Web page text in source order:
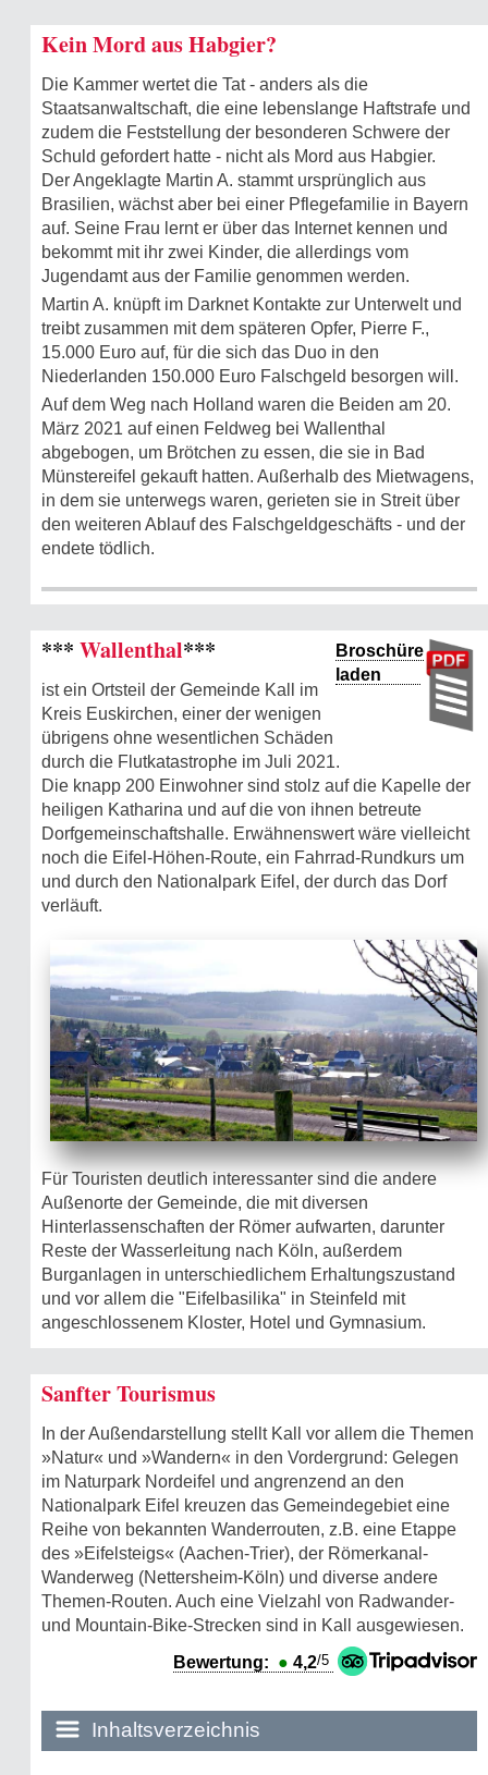
Kein Mord aus Habgier?
Die Kammer wertet die Tat - anders als die
Staatsanwaltschaft, die eine lebenslange Haftstrafe und
zudem die Feststellung der besonderen Schwere der
Schuld gefordert hatte - nicht als Mord aus Habgier.
Der Angeklagte Martin A. stammt ursprünglich aus
Brasilien, wächst aber bei einer Pflegefamilie in Bayern
auf. Seine Frau lernt er über das Internet kennen und
bekommt mit ihr zwei Kinder, die allerdings vom
Jugendamt aus der Familie genommen werden.
Martin A. knüpft im Darknet Kontakte zur Unterwelt und
treibt zusammen mit dem späteren Opfer, Pierre F.,
15.000 Euro auf, für die sich das Duo in den
Niederlanden 150.000 Euro Falschgeld besorgen will.
Auf dem Weg nach Holland waren die Beiden am 20.
März 2021 auf einen Feldweg bei Wallenthal
abgebogen, um Brötchen zu essen, die sie in Bad
Münstereifel gekauft hatten. Außerhalb des Mietwagens,
in dem sie unterwegs waren, gerieten sie in Streit über
den weiteren Ablauf des Falschgeldgeschäfts - und der
endete tödlich.
Broschüre
laden
*** Wallenthal***
ist ein Ortsteil der Gemeinde Kall im
Kreis Euskirchen, einer der wenigen
übrigens ohne wesentlichen Schäden
durch die Flutkatastrophe im Juli 2021.
Die knapp 200 Einwohner sind stolz auf die Kapelle der
heiligen Katharina und auf die von ihnen betreute
Dorfgemeinschaftshalle. Erwähnenswert wäre vielleicht
noch die Eifel-Höhen-Route, ein Fahrrad-Rundkurs um
und durch den Nationalpark Eifel, der durch das Dorf
verläuft.
Für Touristen deutlich interessanter sind die andere
Außenorte der Gemeinde, die mit diversen
Hinterlassenschaften der Römer aufwarten, darunter
Reste der Wasserleitung nach Köln, außerdem
Burganlagen in unterschiedlichem Erhaltungszustand
und vor allem die "Eifelbasilika" in Steinfeld mit
angeschlossenem Kloster, Hotel und Gymna­sium.
Sanfter Tourismus
In der Außendarstellung stellt Kall vor allem die Themen
»Natur« und »Wandern« in den Vordergrund: Gelegen
im Naturpark Nordeifel und angrenzend an den
Nationalpark Eifel kreuzen das Gemeindegebiet eine
Reihe von bekannten Wanderrouten, z.B. eine Etappe
des »Eifelsteigs« (Aachen-Trier), der Römerkanal-
Wanderweg (Nettersheim-Köln) und diverse andere
Themen-Routen. Auch eine Vielzahl von Radwander-
und Mountain-Bike-Strecken sind in Kall ausgewiesen.
Bewertung: ● 4,2/5
Inhaltsverzeichnis